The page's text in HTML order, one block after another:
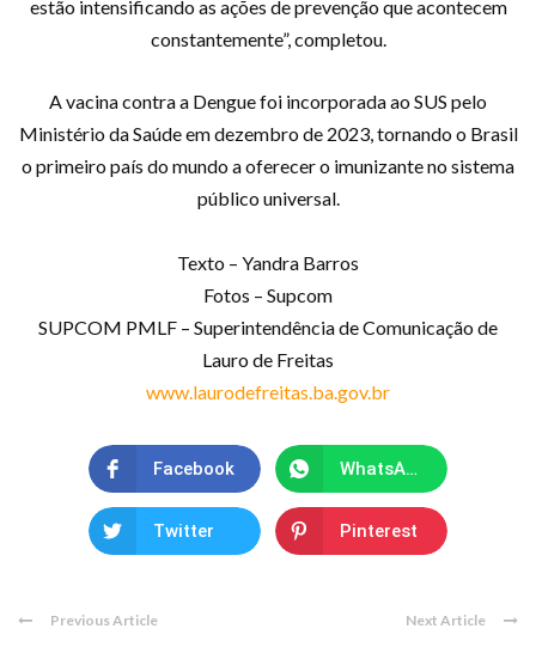
estão intensificando as ações de prevenção que acontecem
constantemente”, completou.
A vacina contra a Dengue foi incorporada ao SUS pelo
Ministério da Saúde em dezembro de 2023, tornando o Brasil
o primeiro país do mundo a oferecer o imunizante no sistema
público universal.
Texto – Yandra Barros
Fotos – Supcom
SUPCOM PMLF – Superintendência de Comunicação de
Lauro de Freitas
www.laurodefreitas.ba.gov.br
Facebook WhatsApp
Twitter Pinterest
Previous Article Next Article